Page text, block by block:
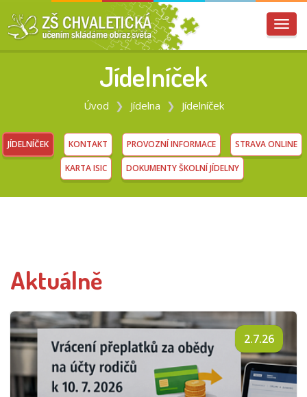
Jídelníček
Úvod Jídelna Jídelníček
JÍDELNÍČEK KONTAKT PROVOZNÍ INFORMACE STRAVA ONLINE
KARTA ISIC DOKUMENTY ŠKOLNÍ JÍDELNY
Aktuálně
2.7.26